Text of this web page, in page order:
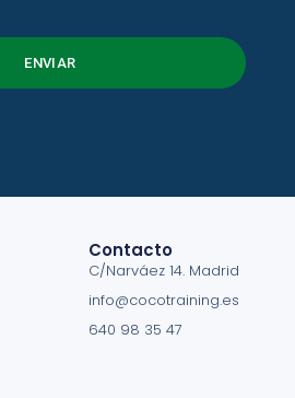
ENVIAR
Contacto
C/Narváez 14. Madrid
info@cocotraining.es
640 98 35 47